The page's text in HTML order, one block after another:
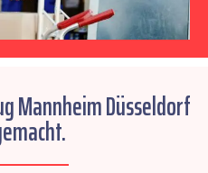
Mannheim Düsseldorf